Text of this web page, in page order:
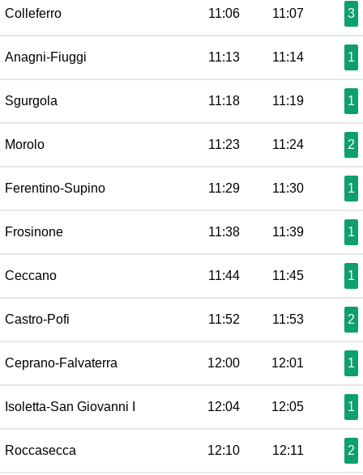
Colleferro 11:06 11:07 3
Anagni-Fiuggi 11:13 11:14 1
Sgurgola 11:18 11:19 1
Morolo 11:23 11:24 2
Ferentino-Supino 11:29 11:30 1
Frosinone 11:38 11:39 1
Ceccano 11:44 11:45 1
Castro-Pofi 11:52 11:53 2
Ceprano-Falvaterra 12:00 12:01 1
Isoletta-San Giovanni I 12:04 12:05 1
Roccasecca 12:10 12:11 2